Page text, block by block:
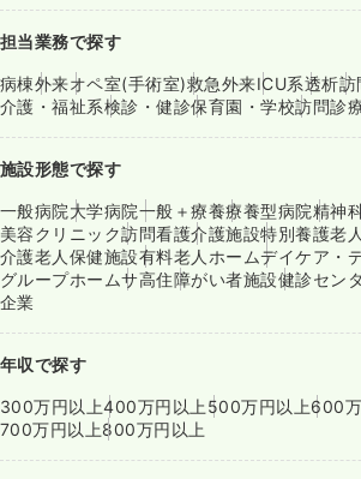
担当業務で探す
病棟外来オペ室(手術室)救急外来ICU系透析訪
介護・福祉系検診・健診保育園・学校訪問診
施設形態で探す
一般病院大学病院一般＋療養療養型病院精神
美容クリニック訪問看護介護施設特別養護老
介護老人保健施設有料老人ホームデイケア・
グループホームサ高住障がい者施設健診セン
企業
年収で探す
300万円以上400万円以上 500万円以上600
700万円以上800万円以上